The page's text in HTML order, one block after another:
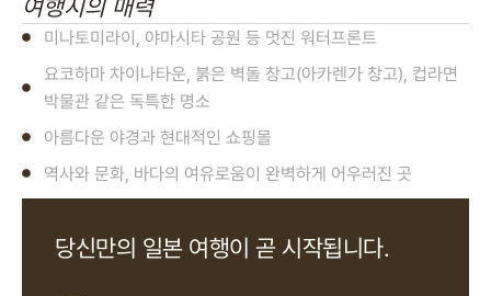
여행지의 매력
미나토미라이, 야마시타 공원 등 멋진 워터프론트
요코하마 차이나타운, 붉은 벽돌 창고(아카렌가 창고), 컵라면
박물관 같은 독특한 명소
아름다운 야경과 현대적인 쇼핑몰
역사와 문화, 바다의 여유로움이 완벽하게 어우러진 곳
당신만의 일본 여행이 곧 시작됩니다.